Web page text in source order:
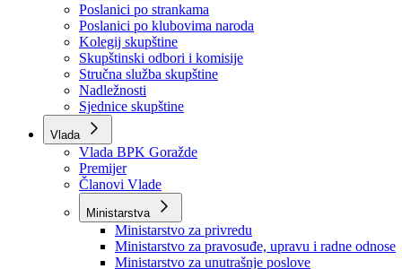
Skupština
Skupština BPK Goražde
Rukovodstvo
Poslanici po strankama
Poslanici po klubovima naroda
Kolegij skupštine
Skupštinski odbori i komisije
Stručna služba skupštine
Nadležnosti
Sjednice skupštine
Vlada
Vlada BPK Goražde
Premijer
Članovi Vlade
Ministarstva